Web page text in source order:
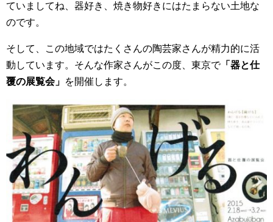
ていましてね、器好き、焼き物好きにはたまらない土地な
のです。
そして、この地域ではたくさんの陶芸家さんが精力的に活
動しています。そんな作家さんがこの度、東京で「器と仕
覆の展覧会」 を開催します。